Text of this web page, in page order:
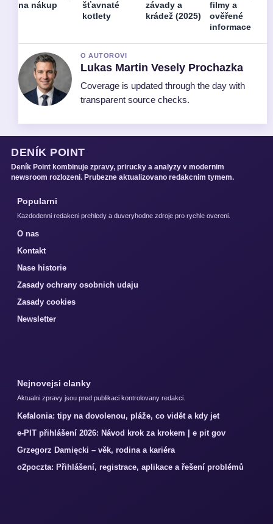
na nákup
šťavnaté
kotlety
závady a
krádež (2025)
filmy a
ověřené
informace
O AUTOROVI
Lukas Martin Vesely Prochazka
Coverage is updated through the day with
transparent source checks.
DENÍK POINT
Deník Point kombinuje zpravy, prirucky a analyzy v modernim
newsroom rozlozeni. Prubezne aktualizovano redakcnim tymem.
Popularni
Kazdodenni redakcni prehledy a duveryhodne zdroje pro rychle overeni.
O nas
Kontakt
Nase historie
Zasady ochrany osobnich udaju
Zasady cookies
Newsletter
Nejnovejsi clanky
Aktualni zpravy jsou pred publikaci kontrolovany redakci.
Kefalonia: tipy na dovolenou, pláže, co vidět a kdy jet
e-PIT přihlášení 2026: Návod krok za krokem | e pit gov
Grzegorz Damięcki – věk, rodina a kariéra
o2poczta: Přihlášení, registrace, aplikace a řešení problémů